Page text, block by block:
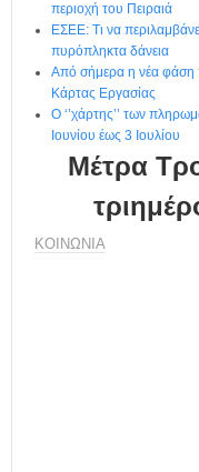
περιοχή του Πειραιά
ΕΣΕΕ: Τι να
πυρόπληκτα δάνεια
Από σήμερα η νέα φάση
Κάρτας Εργασίας
Ο ‘’χάρτης’’ των
Ιουνίου έως 3 Ιουλίου
Μέτρα
ΚΟΙΝΩΝΙΑ